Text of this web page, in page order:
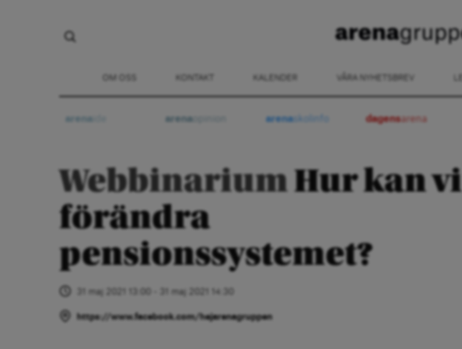
arena arena arenaskolinfo dagensarena
Webbinarium Hur kan vi
förändra
pensionssystemet?
https://www.facebook.com/hejarenagruppen